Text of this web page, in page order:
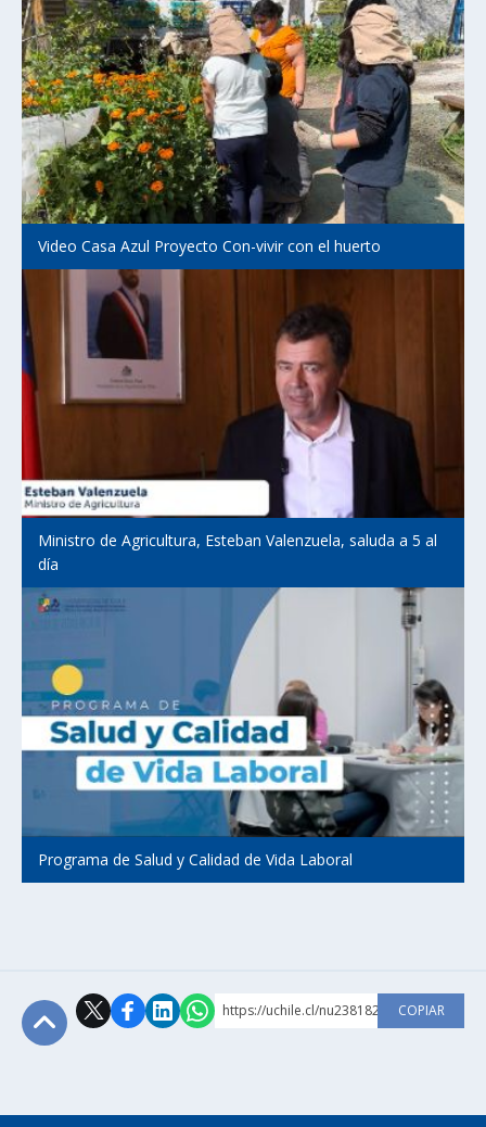
Video Casa Azul Proyecto Con-vivir con el huerto
Ministro de Agricultura, Esteban Valenzuela, saluda a 5 al
día
Programa de Salud y Calidad de Vida Laboral
https://uchile.cl/nu238182 COPIAR